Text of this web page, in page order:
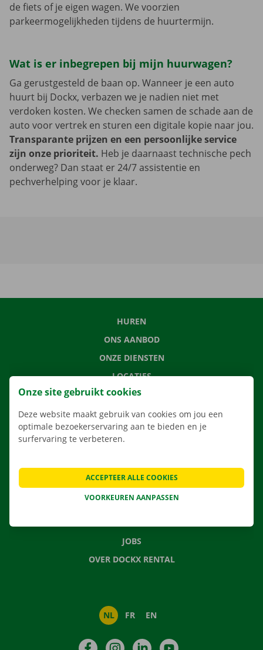
de fiets of je eigen wagen. We voorzien
parkeermogelijkheden tijdens de huurtermijn.
Wat is er inbegrepen bij mijn huurwagen?
Ga gerustgesteld de baan op. Wanneer je een auto
huurt bij Dockx, verbazen we je nadien niet met
verdoken kosten. We checken samen de schade aan de
auto voor vertrek en sturen een digitale kopie naar jou.
Transparante prijzen en een persoonlijke service
zijn onze prioriteit. Heb je daarnaast technische pech
onderweg? Dan staat er 24/7 assistentie en
pechverhelping voor je klaar.
HUREN
ONS AANBOD
ONZE DIENSTEN
LOCATIES
APP
VERHUISOPLOSSINGEN
CONTACTEER ONS
VEELGESTELDE VRAGEN
JOBS
OVER DOCKX RENTAL
NL FR EN
FacebookInstagramLinkedIn
Onze site gebruikt cookies
Deze website maakt gebruik van cookies om jou een
optimale bezoekerservaring aan te bieden en je
surfervaring te verbeteren.
VOORKEUREN AANPASSEN
ACCEPTEER ALLE COOKIES